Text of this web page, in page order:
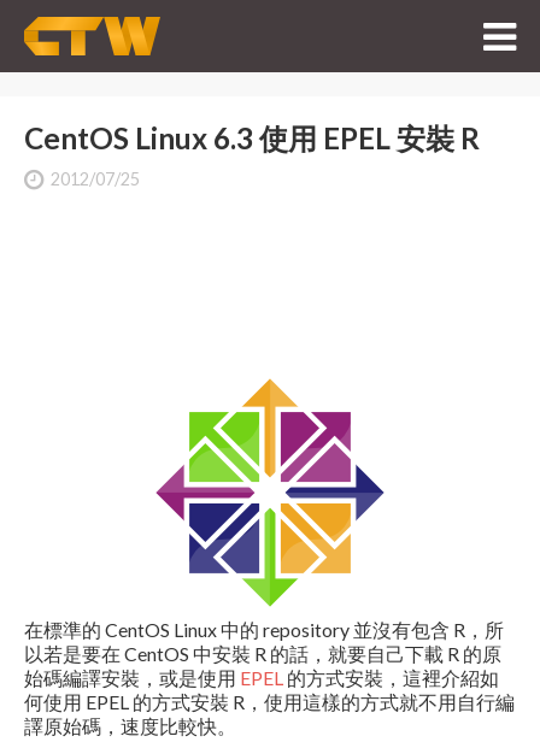
CentOS Linux 6.3 使用 EPEL 安裝 R
2012/07/25
在標準的 CentOS Linux 中的 repository 並沒有包含 R，所
以若是要在 CentOS 中安裝 R 的話，就要自己下載 R 的原
始碼編譯安裝，或是使用 EPEL 的方式安裝，這裡介紹如
何使用 EPEL 的方式安裝 R，使用這樣的方式就不用自行編
譯原始碼，速度比較快。